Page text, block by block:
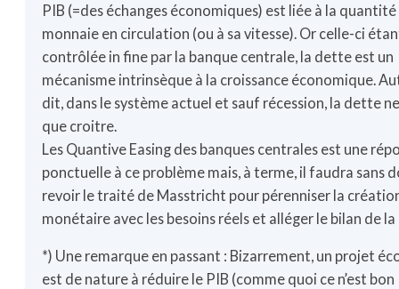
PIB (=des échanges économiques) est liée à la quantité
monnaie en circulation (ou à sa vitesse). Or celle-ci
contrôlée in fine par la banque centrale, la dette est un
mécanisme intrinsèque à la croissance économique.
dit, dans le système actuel et sauf récession, la dette
que croitre.
Les Quantive Easing des banques centrales est une
ponctuelle à ce problème mais, à terme, il faudra sans
revoir le traité de Masstricht pour pérenniser la
monétaire avec les besoins réels et alléger le bilan de la
*) Une remarque en passant : Bizarrement, un projet
est de nature à réduire le PIB (comme quoi ce n’est bon